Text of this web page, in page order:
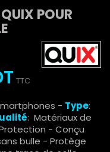
POUR
TTC
- Type:
: Matériaux de
- Conçu
bulle - Protège